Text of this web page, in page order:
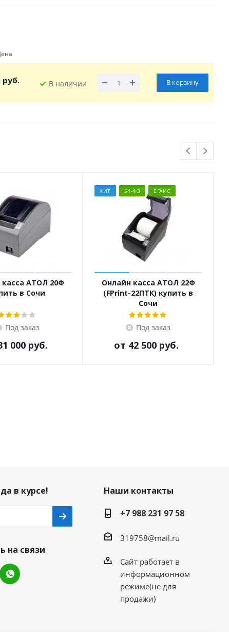
руб. В наличии В корзину
АТОЛ 20Ф
в Сочи
Под заказ
000 руб.
ХИТ 54-ФЗ ЕГАИС
Онлайн касса АТОЛ 22Ф
(FPrint-22ПТК) купить в
Сочи
Под заказ
от 42 500 руб.
в курсе!
на связи
Наши контакты
+7 988 231 97 58
319758@mail.ru
Сайт работает в
информационном
режиме(не для
продажи)